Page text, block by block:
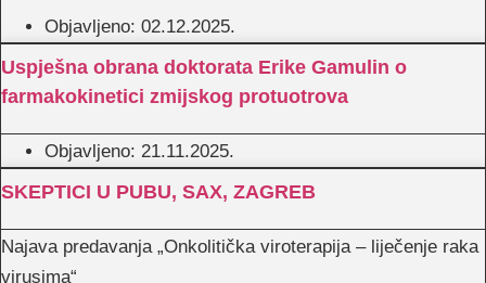
Objavljeno: 02.12.2025.
Uspješna obrana doktorata Erike Gamulin o
farmakokinetici zmijskog protuotrova
Objavljeno: 21.11.2025.
SKEPTICI U PUBU, SAX, ZAGREB
Najava predavanja „Onkolitička viroterapija – liječenje raka
virusima“